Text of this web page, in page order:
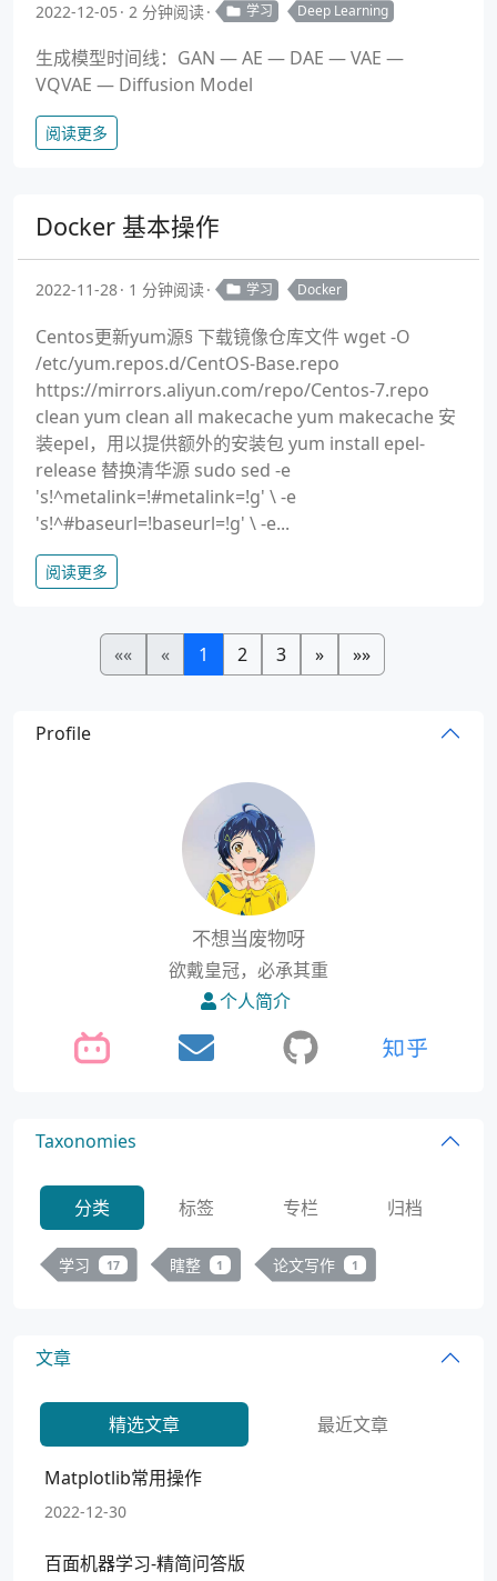
2022-12-05 2 分钟阅读 学习 Deep Learning
生成模型时间线：GAN — AE — DAE — VAE —
VQVAE — Diffusion Model
阅读更多
Docker 基本操作
2022-11-28 1 分钟阅读 学习 Docker
Centos更新yum源§ 下载镜像仓库文件 wget -O
/etc/yum.repos.d/CentOS-Base.repo
https://mirrors.aliyun.com/repo/Centos-7.repo
clean yum clean all makecache yum makecache 安
装epel，用以提供额外的安装包 yum install epel-
release 替换清华源 sudo sed -e
's!^metalink=!#metalink=!g' \ -e
's!^#baseurl=!baseurl=!g' \ -e...
阅读更多
«« « 1 2 3 » »»
Profile
不想当废物呀
欲戴皇冠，必承其重
个人简介
Taxonomies
分类 标签 专栏 归档
学习 17 瞎整 1 论文写作 1
文章
精选文章 最近文章
Matplotlib常用操作
2022-12-30
百面机器学习-精简问答版